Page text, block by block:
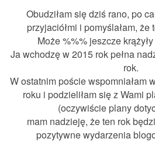
Obudziłam się dziś rano, po
przyjaciółmi i pomyślałam, że
Może %%% jeszcze
Ja wchodzę w 2015 rok pełna
rok.
W ostatnim poście wspomniałam
roku i podzieliłam się z Wami
(oczywiście plany
mam nadzieję, że ten rok
pozytywne wydarzenia